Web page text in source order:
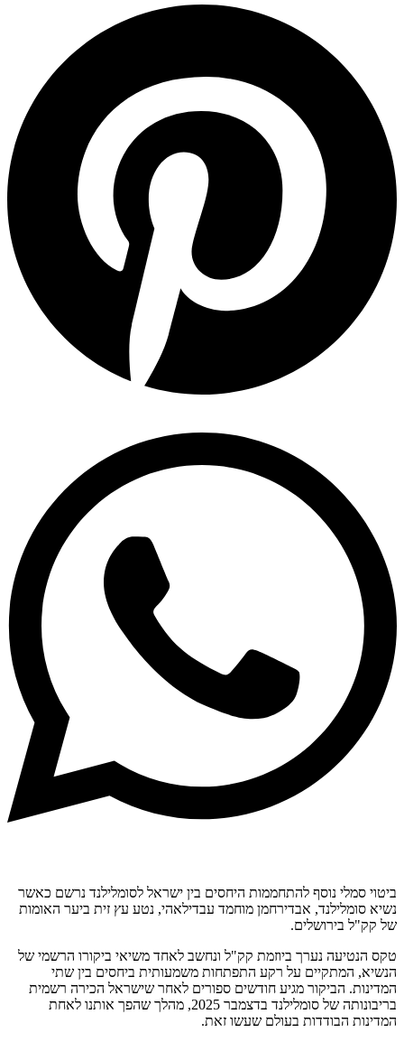
ביטוי סמלי נוסף להתחממות היחסים בין ישראל לסומלילנד נרשם כאשר
נשיא סומלילנד, אבדירחמן מוחמד עבדילאהי, נטע עץ זית ביער האומות
של קק"ל בירושלים.
טקס הנטיעה נערך ביוזמת קק"ל ונחשב לאחד משיאי ביקורו הרשמי של
הנשיא, המתקיים על רקע התפתחות משמעותית ביחסים בין שתי
המדינות. הביקור מגיע חודשים ספורים לאחר שישראל הכירה רשמית
בריבונותה של סומלילנד בדצמבר 2025, מהלך שהפך אותנו לאחת
המדינות הבודדות בעולם שעשו זאת.